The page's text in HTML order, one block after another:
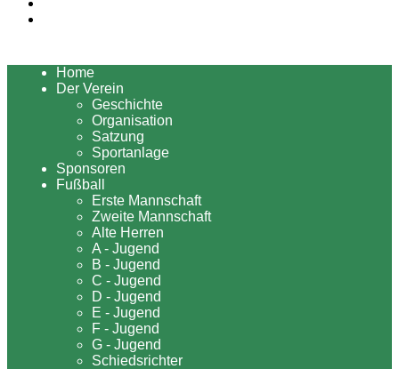
Home
Der Verein
Geschichte
Organisation
Satzung
Sportanlage
Sponsoren
Fußball
Erste Mannschaft
Zweite Mannschaft
Alte Herren
A - Jugend
B - Jugend
C - Jugend
D - Jugend
E - Jugend
F - Jugend
G - Jugend
Schiedsrichter